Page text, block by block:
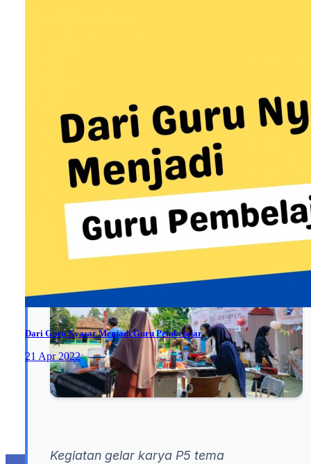
Sempat berpikir ingin diselesaikan oleh
guru supaya pembuatan modul P5 segera
selesai. Tapi guru harus bersabar
memberikan kesempatan murid untuk
berproses.
Kegiatan gelar karya P5 tema
Dari Guru Nyasar Menjadi Guru Pembelajar
21 Apr 2022